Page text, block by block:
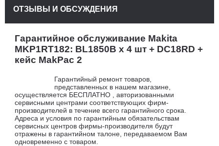
Гарантийное обслуживание Makita
MKP1RT182: BL1850B х 4 шт + DC18RD +
кейс MakPac 2
Гарантийный ремонт товаров,
представленных в нашем магазине,
осуществляется БЕСПЛАТНО , авторизованными
сервисными центрами соответствующих фирм-
производителей в течение всего гарантийного срока.
Адреса и условия по гарантийным обязательствам
сервисных центров фирмы-производителя будут
отражены в гарантийном талоне, передаваемом Вам
одновременно с товаром.
ОТЗЫВЫ И ОБСУЖДЕНИЯ